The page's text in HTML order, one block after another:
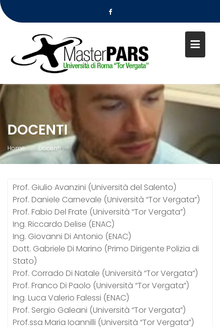
o
c
n
DOCENTI
Home Docenti
Prof. Giulio Avanzini (Università del Salento)
Prof. Daniele Carnevale (Università “Tor Vergata”)
Prof. Fabio Del Frate (Università “Tor Vergata”)
Ing. Riccardo Delise (ENAC)
Ing. Giovanni Di Antonio (ENAC)
Dott. Gabriele Di Marino (Primo Dirigente Polizia di
Stato)
Prof. Corrado Di Natale (Università “Tor Vergata”)
Prof. Franco Di Paolo (Università “Tor Vergata”)
Ing. Luca Valerio Falessi (ENAC)
Prof. Sergio Galeani (Università “Tor Vergata”)
Prof.ssa Maria Ioannilli (Università “Tor Vergata”)